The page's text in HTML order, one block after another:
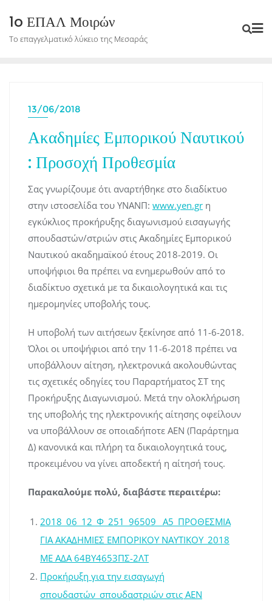
content
1o ΕΠΑΛ Μοιρών
Το επαγγελματικό λύκειο της Μεσαράς
13/06/2018
Ακαδημίες Εμπορικού Ναυτικού
: Προσοχή Προθεσμία
Σας γνωρίζουμε ότι αναρτήθηκε στο διαδίκτυο
στην ιστοσελίδα του ΥΝΑΝΠ: www.yen.gr η
εγκύκλιος προκήρυξης διαγωνισμού εισαγωγής
σπουδαστών/στριών στις Ακαδημίες Εμπορικού
Ναυτικού ακαδημαϊκού έτους 2018-2019. Οι
υποψήφιοι θα πρέπει να ενημερωθούν από το
διαδίκτυο σχετικά με τα δικαιολογητικά και τις
ημερομηνίες υποβολής τους.
Η υποβολή των αιτήσεων ξεκίνησε από 11-6-2018.
Όλοι οι υποψήφιοι από την 11-6-2018 πρέπει να
υποβάλλουν αίτηση, ηλεκτρονικά ακολουθώντας
τις σχετικές οδηγίες του Παραρτήματος ΣΤ της
Προκήρυξης Διαγωνισμού. Μετά την ολοκλήρωση
της υποβολής της ηλεκτρονικής αίτησης οφείλουν
να υποβάλλουν σε οποιαδήποτε ΑΕΝ (Παράρτημα
Δ) κανονικά και πλήρη τα δικαιολογητικά τους,
προκειμένου να γίνει αποδεκτή η αίτησή τους.
Παρακαλούμε πολύ, διαβάστε περαιτέρω:
2018_06_12_Φ_251_96509 _Α5_ΠΡΟΘΕΣΜΙΑ
ΓΙΑ ΑΚΑΔΗΜΙΕΣ ΕΜΠΟΡΙΚΟΥ ΝΑΥΤΙΚΟΥ_2018
ΜΕ ΑΔΑ 64ΒΥ4653ΠΣ-2ΛΤ
Προκήρυξη για την εισαγωγή
σπουδαστών_σπουδαστριών στις ΑΕΝ